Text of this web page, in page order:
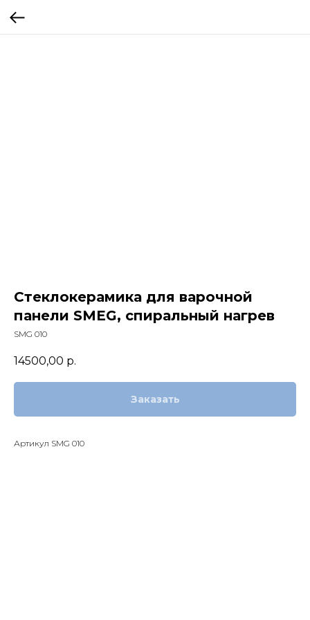
Cтеклокерамика для варочной
панели SMEG, спиральный нагрев
SMG 010
14500,00 р.
Заказать
Артикул SMG 010